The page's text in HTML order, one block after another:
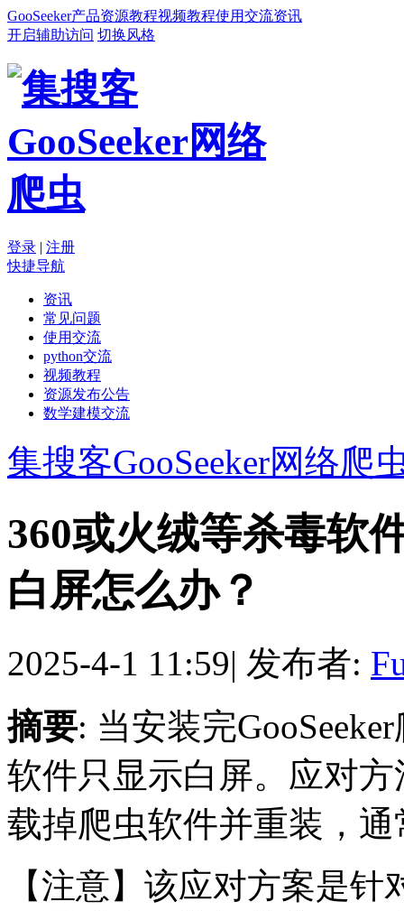
GooSeeker产品资源教程视频教程使用交流资讯
开启辅助访问 切换风格
登录 | 注册
快捷导航
资讯
常见问题
使用交流
python交流
视频教程
资源发布公告
数学建模交流
集搜客GooSeeker网络爬
360或火绒等杀毒软
白屏怎么办？
2025-4-1 11:59| 发布者:
摘要: 当安装完
软件只显示白屏。应对
载掉爬虫软件并重装，
【注意】该应对方案是针